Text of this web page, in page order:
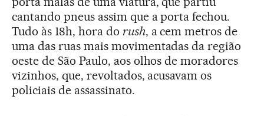
cantando pneus assim que a porta fechou.
Tudo às 18h, hora do rush, a cem metros de
uma das ruas mais movimentadas da região
oeste de São Paulo, aos olhos de moradores
vizinhos, que, revoltados, acusavam os
policiais de assassinato.